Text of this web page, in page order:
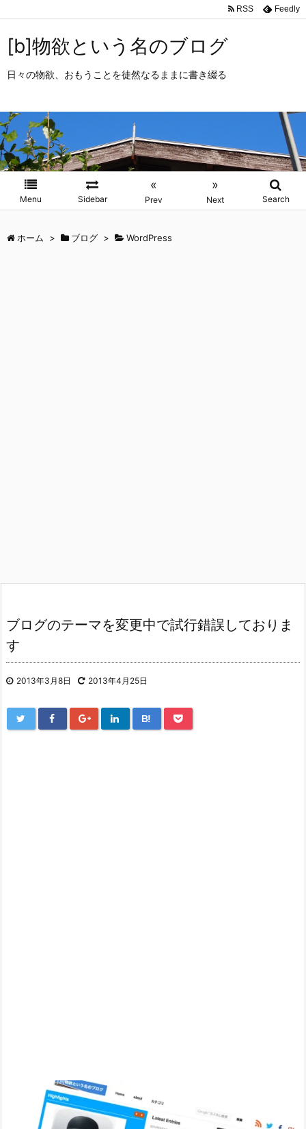
[b]物欲という名のブログ
日々の物欲、おもうことを徒然なるままに書き綴る
Menu Sidebar
«
Prev
»
Next Search
RSS Feedly
ホーム > ブログ > WordPress
ブログのテーマを変更中で試行錯誤しておりま
す
2013年3月8日 2013年4月25日
B!